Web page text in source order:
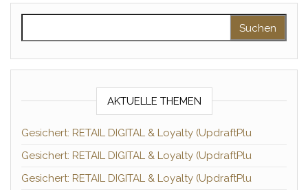
AKTUELLE THEMEN
Gesichert: RETAIL DIGITAL & Loyalty (UpdraftPlu
Gesichert: RETAIL DIGITAL & Loyalty (UpdraftPlu
Gesichert: RETAIL DIGITAL & Loyalty (UpdraftPlu